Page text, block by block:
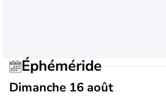
Éphéméride
Dimanche 16 août